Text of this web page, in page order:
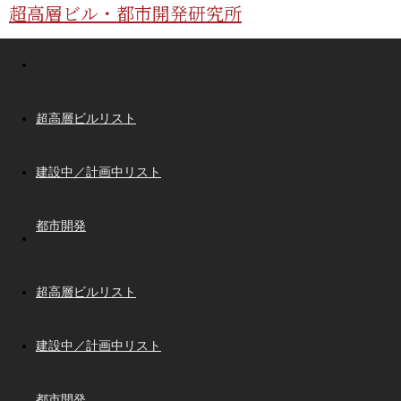
超高層ビル・都市開発研究所
超高層ビルリスト
建設中／計画中リスト
都市開発
超高層ビルリスト
建設中／計画中リスト